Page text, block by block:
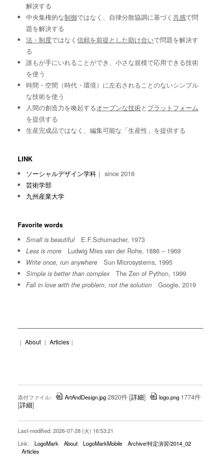
解決する
中央集権的な制御ではなく、自律分散協調に基づく共感で問
題を解決する
法・制度ではなく信頼を前提とした助け合いで問題を解決す
る
誰もが手にいれることができ、小さな規模で応用できる技術
を使う
時間・空間（時代・環境）に左右されることのないシンプル
な技術を使う
人間の創造力を喚起するオープンな技術と プラットフォーム
を提供する
生産完成品ではなく、編集可能な「生産性」を提供する
LINK
ソーシャルデザイン学科 ｜ since 2016
芸術学部
九州産業大学
Favorite words
Small is beautifulE.F.Schumacher, 1973
Less is more Ludwig Mies van der Rohe, 1886 – 1969
Write once, run anywhere Sun Microsystems, 1995
Simple is better than complexThe Zen of Python, 1999
Fall in love with the problem, not the solution Google, 2019
｜ About｜ Articles｜
添付ファイル: ArtAndDesign.jpg2820件[詳細] logo.png 1774件
[詳細]
Last-modified: 2026-07-28 (火) 16:53:21
Link:
LogoMark About LogoMarkMobile
Archive/特定演習/2014_02
Articles